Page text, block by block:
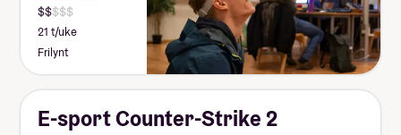
21 t/uke
Frilynt
E-sport Counter-Strike 2